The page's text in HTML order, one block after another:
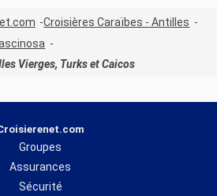
Croisières Caraïbes - Antilles
Vierges, Turks et Caicos
Groupes
Assurances
Sécurité